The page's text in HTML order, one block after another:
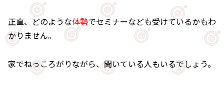
正直、どのような体勢でセミナーなども受けているかもわ
かりません。
家でねっころがりながら、聞いている人もいるでしょう。